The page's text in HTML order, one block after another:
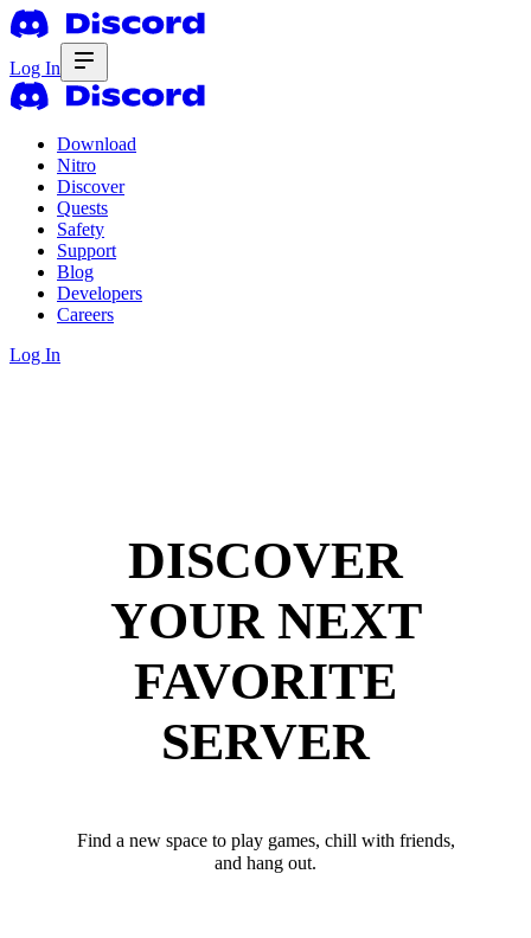
Log In
Download
Nitro
Discover
Quests
Safety
Support
Blog
Developers
Careers
Log In
DISCOVER
YOUR NEXT
FAVORITE
SERVER
Find a new space to play games, chill with friends,
and hang out.